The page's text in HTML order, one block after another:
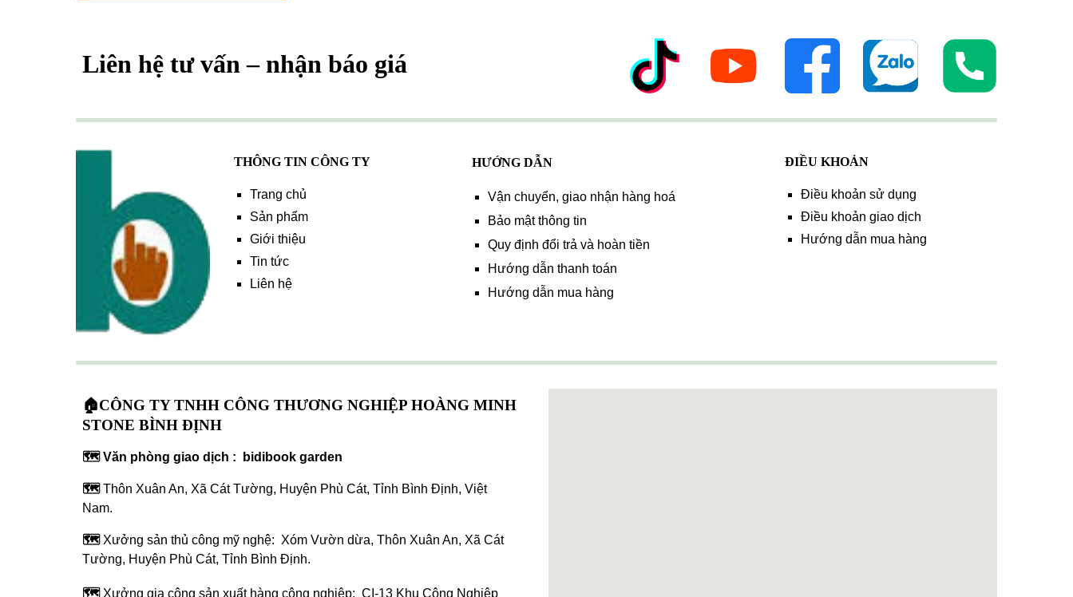
Liên hệ tư vấn – nhận báo giá
THÔNG TIN CÔNG TY
Trang chủ
Sản phẩm
Giới thiệu
Tin tức
Liên hệ
HƯỚNG DẪN
Vận chuyển, giao nhận hàng hoá
Bảo mật thông tin
Quy định đổi trả và hoàn tiền
Hướng dẫn thanh toán
Hướng dẫn mua hàng
ĐIỀU KHOẢN
Điều khoản sử dụng
Điều khoản giao dịch
Hướng dẫn mua hàng
🏠CÔNG TY TNHH CÔNG THƯƠNG NGHIỆP HOÀNG MINH
STONE BÌNH ĐỊNH
🗺️ Văn phòng giao dịch : bidibook garden
🗺️ Thôn Xuân An, Xã Cát Tường, Huyện Phù Cát, Tỉnh Bình Định, Việt
Nam.
🗺️ Xưởng sản thủ công mỹ nghệ: Xóm Vườn dừa, Thôn Xuân An, Xã Cát
Tường, Huyện Phù Cát, Tỉnh Bình Định.
🗺️ Xưởng gia công sản xuất hàng công nghiệp: CI-13 Khu Công Nghiệp